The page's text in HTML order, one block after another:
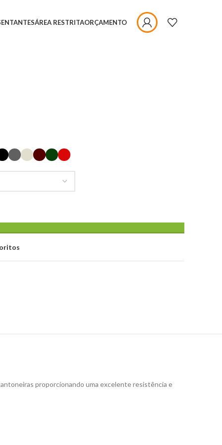
ÁREA RESTRITAORÇAMENTO
proporcionando uma excelente resistência e